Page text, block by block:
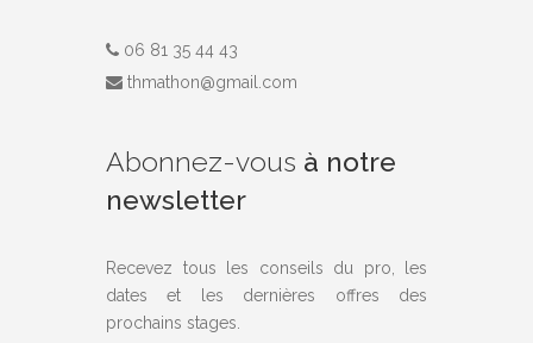
06 81 35 44 43
thmathon@gmail.com
Abonnez-vous à notre
newsletter
Recevez tous les conseils du pro, les
dates et les dernières offres des
prochains stages.